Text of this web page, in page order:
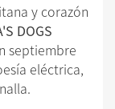
y corazón
DOGS
septiembre
eléctrica,